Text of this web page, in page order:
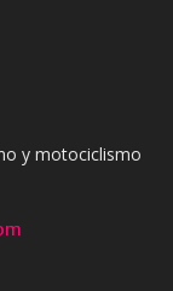
y motociclismo